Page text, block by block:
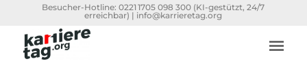
Besucher-Hotline:0221 1705 098 300 (KI-gestützt, 24/7
erreichbar) | info@karrieretag.org